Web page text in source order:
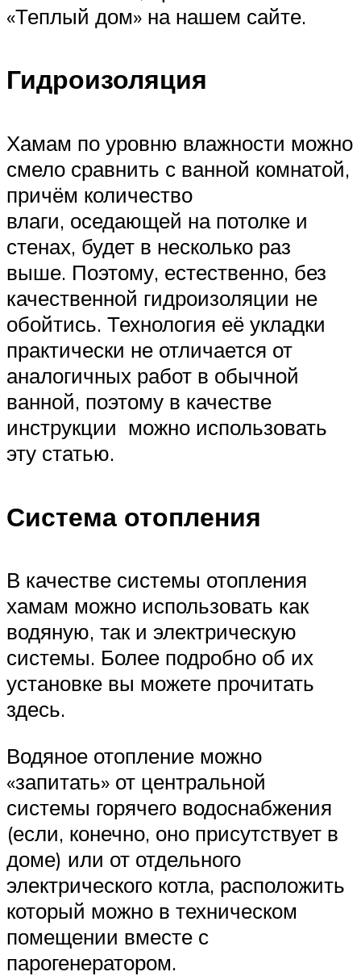
«Теплый дом» на нашем сайте.
Гидроизоляция
Хамам по уровню влажности можно
смело сравнить с ванной комнатой,
причём количество
влаги, оседающей на потолке и
стенах, будет в несколько раз
выше. Поэтому, естественно, без
качественной гидроизоляции не
обойтись. Технология её укладки
практически не отличается от
аналогичных работ в обычной
ванной, поэтому в качестве
инструкции можно использовать
эту статью.
Система отопления
В качестве системы отопления
хамам можно использовать как
водяную, так и электрическую
системы. Более подробно об их
установке вы можете прочитать
здесь.
Водяное отопление можно
«запитать» от центральной
системы горячего водоснабжения
(если, конечно, оно присутствует в
доме) или от отдельного
электрического котла, расположить
который можно в техническом
помещении вместе с
парогенератором.